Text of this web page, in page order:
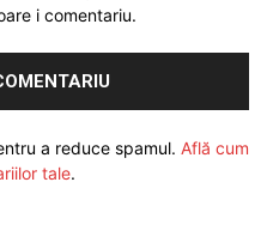
i comentariu.
a reduce spamul. Află cum
tale.